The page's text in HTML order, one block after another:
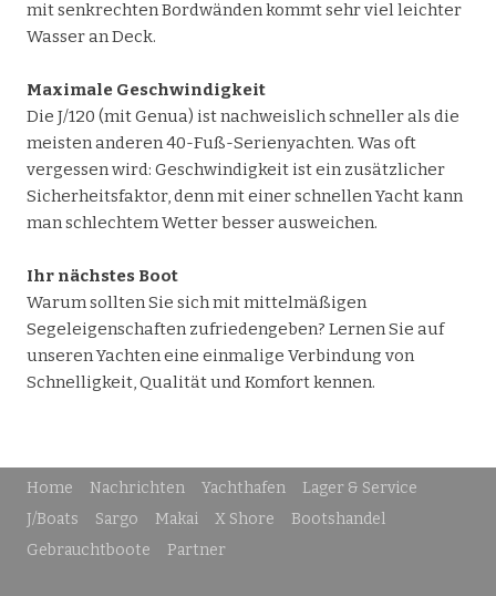
mit senkrechten Bordwänden kommt sehr viel leichter
Wasser an Deck.
Maximale Geschwindigkeit
Die J/120 (mit Genua) ist nachweislich schneller als die
meisten anderen 40-Fuß-Serienyachten. Was oft
vergessen wird: Geschwindigkeit ist ein zusätzlicher
Sicherheitsfaktor, denn mit einer schnellen Yacht kann
man schlechtem Wetter besser ausweichen.
Ihr nächstes Boot
Warum sollten Sie sich mit mittelmäßigen
Segeleigenschaften zufriedengeben? Lernen Sie auf
unseren Yachten eine einmalige Verbindung von
Schnelligkeit, Qualität und Komfort kennen.
Home Nachrichten Yachthafen
Lager & Service
J/Boats
Sargo Makai X Shore
Bootshandel
Gebrauchtboote
Partner